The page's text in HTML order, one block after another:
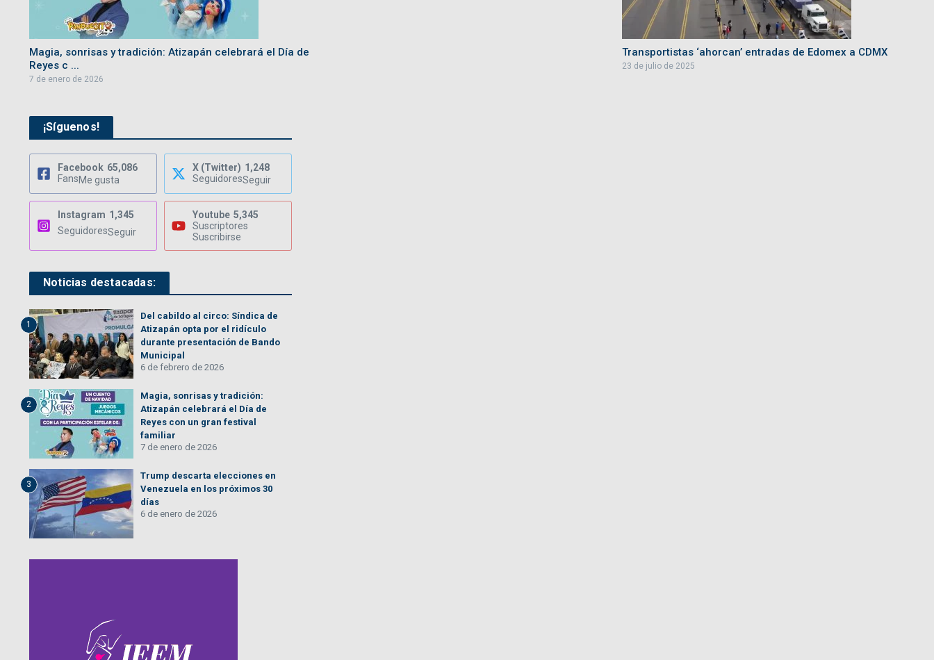
Magia, sonrisas y tradición: Atizapán celebrará el Día de
Reyes c ...
7 de enero de 2026
Transportistas ‘ahorcan’ entradas de Edomex a CDMX
23 de julio de 2025
¡Síguenos!
Facebook 65,086
FansMe gusta
X (Twitter) 1,248
SeguidoresSeguir
Instagram 1,345
SeguidoresSeguir
Youtube 5,345
Suscriptores
Suscribirse
Noticias destacadas:
1
Del cabildo al circo: Síndica de
Atizapán opta por el ridículo
durante presentación de Bando
Municipal
6 de febrero de 2026
2
Magia, sonrisas y tradición:
Atizapán celebrará el Día de
Reyes con un gran festival
familiar
7 de enero de 2026
3
Trump descarta elecciones en
Venezuela en los próximos 30
días
6 de enero de 2026